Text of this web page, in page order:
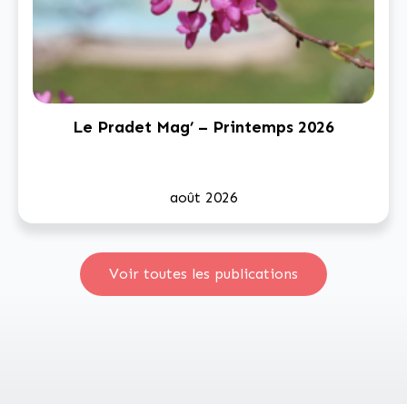
Le Pradet Mag’ – Printemps 2026
août 2026
Voir toutes les publications